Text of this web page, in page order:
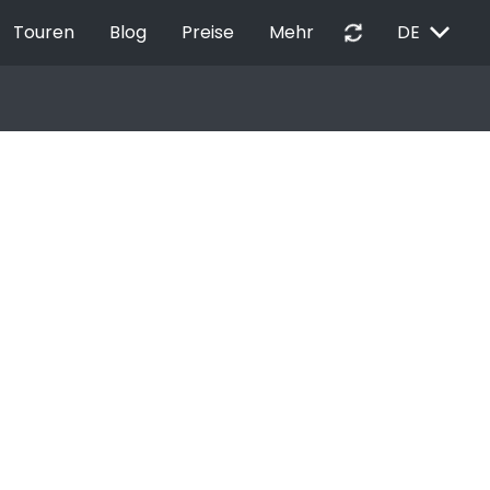
Touren Blog Preise Mehr autorenew DE EXPAND_MORE